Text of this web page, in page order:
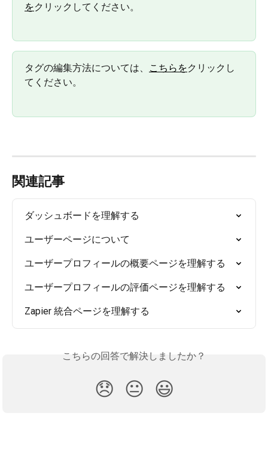
をクリックしてください。
タグの編集方法については、 こちらをクリックし
てください。
関連記事
ダッシュボードを理解する
ユーザーページについて
ユーザープロフィールの概要ページを理解する
ユーザープロフィールの評価ページを理解する
Zapier 統合ページを理解する
こちらの回答で解決しましたか？
😞 😐 😃